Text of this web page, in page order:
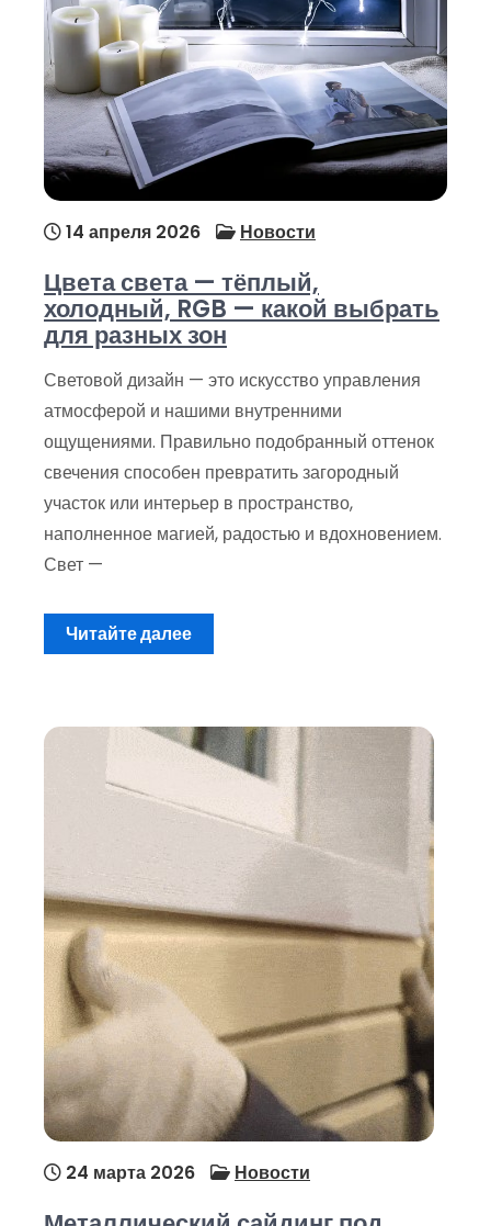
14 апреля 2026 Новости
Цвета света — тёплый,
холодный, RGB — какой выбрать
для разных зон
Световой дизайн — это искусство управления
атмосферой и нашими внутренними
ощущениями. Правильно подобранный оттенок
свечения способен превратить загородный
участок или интерьер в пространство,
наполненное магией, радостью и вдохновением.
Свет —
Читайте далее
24 марта 2026 Новости